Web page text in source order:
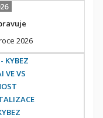
2026
KYBEZ
VE VS